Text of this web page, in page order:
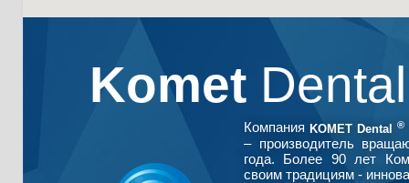
Komet
Компания KOMET Dental ®
– производитель
года. Более 90 лет
своим традициям -